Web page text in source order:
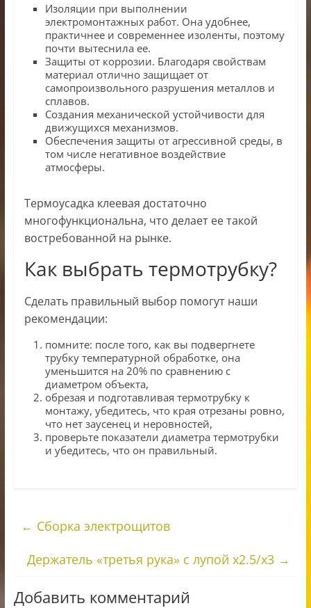
Изоляции при выполнении
электромонтажных работ. Она удобнее,
практичнее и современнее изоленты, поэтому
почти вытеснила ее.
Защиты от коррозии. Благодаря свойствам
материал отлично защищает от
самопроизвольного разрушения металлов и
сплавов.
Создания механической устойчивости для
движущихся механизмов.
Обеспечения защиты от агрессивной среды, в
том числе негативное воздействие
атмосферы.
Термоусадка клеевая достаточно
многофункциональна, что делает ее такой
востребованной на рынке.
Как выбрать термотрубку?
Сделать правильный выбор помогут наши
рекомендации:
помните: после того, как вы подвергнете
трубку температурной обработке, она
уменьшится на 20% по сравнению с
диаметром объекта,
обрезая и подготавливая термотрубку к
монтажу, убедитесь, что края отрезаны ровно,
что нет заусенец и неровностей,
проверьте показатели диаметра термотрубки
и убедитесь, что он правильный.
← Сборка электрощитов
Держатель «третья рука» с лупой х2.5/х3 →
Добавить комментарий